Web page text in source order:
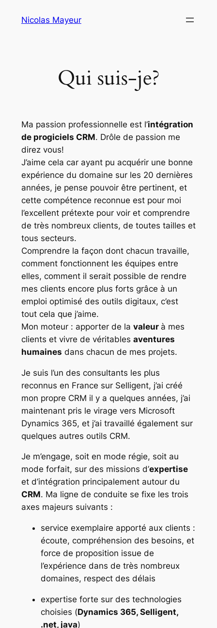
Nicolas Mayeur
Qui suis-je?
Ma passion professionnelle est l’intégration
de progiciels CRM. Drôle de passion me
direz vous!
J’aime cela car ayant pu acquérir une bonne
expérience du domaine sur les 20 dernières
années, je pense pouvoir être pertinent, et
cette compétence reconnue est pour moi
l’excellent prétexte pour voir et comprendre
de très nombreux clients, de toutes tailles et
tous secteurs.
Comprendre la façon dont chacun travaille,
comment fonctionnent les équipes entre
elles, comment il serait possible de rendre
mes clients encore plus forts grâce à un
emploi optimisé des outils digitaux, c’est
tout cela que j’aime.
Mon moteur : apporter de la valeur à mes
clients et vivre de véritables aventures
humaines dans chacun de mes projets.
Je suis l’un des consultants les plus
reconnus en France sur Selligent, j’ai créé
mon propre CRM il y a quelques années, j’ai
maintenant pris le virage vers Microsoft
Dynamics 365, et j’ai travaillé également sur
quelques autres outils CRM.
Je m’engage, soit en mode régie, soit au
mode forfait, sur des missions d’expertise
et d’intégration principalement autour du
CRM. Ma ligne de conduite se fixe les trois
axes majeurs suivants :
service exemplaire apporté aux clients :
écoute, compréhension des besoins, et
force de proposition issue de
l’expérience dans de très nombreux
domaines, respect des délais
expertise forte sur des technologies
choisies (Dynamics 365, Selligent,
.net, java)